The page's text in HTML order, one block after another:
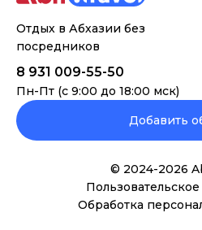
Отдых в Абхазии без
посредников
8 931 009-55-50
Пн-Пт (с 9:00 до 18:00 мск)
Добавить
© 2024-2026
Обработка